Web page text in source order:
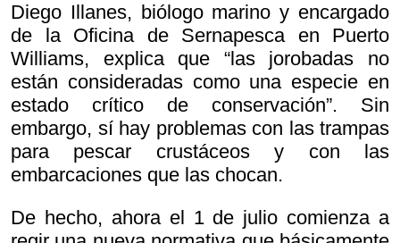
Diego Illanes, biólogo marino y encargado
de la Oficina de Sernapesca en Puerto
Williams, explica que “las jorobadas no
están consideradas como una especie en
estado crítico de conservación”. Sin
embargo, sí hay problemas con las trampas
para pescar crustáceos y con las
embarcaciones que las chocan.
De hecho, ahora el 1 de julio comienza a